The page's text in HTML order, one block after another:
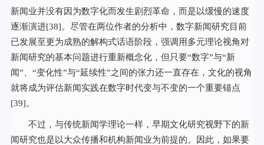
新闻业并没有因为数字化而发生剧烈革命，而是以缓慢的速度
逐渐演进[38]。尽管在两位作者的分析中，数字新闻研究目前
已发展至更为成熟的解构式话语阶段，强调用多元理论视角对
新闻研究的基本问题进行重新概念化，但只要“数字”与“新
闻”、“变化性”与“延续性”之间的张力还一直存在，文化的视角
就将成为评估新闻实践在数字时代变与不变的一个重要锚点
[39]。
不过，与传统新闻学理论一样，早期文化研究视野下的新
闻研究也是以大众传播和机构新闻业为前提的。因此，如果要